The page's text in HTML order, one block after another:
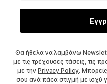
Θα ήθελα να λαμβάνω
με τις τρέχουσες τάσεις, τις
με την Privacy Policy.
σου ανά πάσα στιγμή με ισχύ